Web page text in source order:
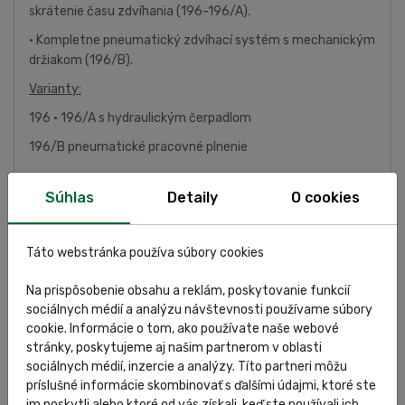
skrátenie času zdvíhania (196-196/A).
• Kompletne pneumatický zdvíhací systém s mechanickým
držiakom (196/B).
Varianty:
196 • 196/A s hydraulickým čerpadlom
196/B pneumatické pracovné plnenie
HODNOTENIA
OMCN
Súhlas Detaily O cookies
Táto webstránka používa súbory cookies
Na prispôsobenie obsahu a reklám, poskytovanie funkcií
sociálnych médií a analýzu návštevnosti používame súbory
cookie. Informácie o tom, ako používate naše webové
stránky, poskytujeme aj našim partnerom v oblasti
sociálnych médií, inzercie a analýzy. Títo partneri môžu
príslušné informácie skombinovať s ďalšími údajmi, ktoré ste